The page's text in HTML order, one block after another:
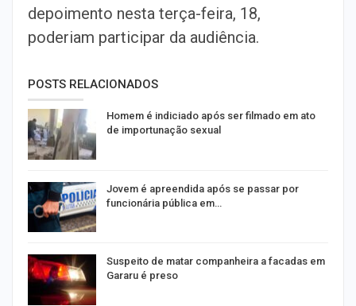
depoimento nesta terça-feira, 18,
poderiam participar da audiência.
POSTS RELACIONADOS
Homem é indiciado após ser filmado em ato
de importunação sexual
Jovem é apreendida após se passar por
funcionária pública em…
Suspeito de matar companheira a facadas em
Gararu é preso